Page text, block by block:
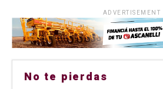
ADVERTISEMENT
No te pierdas